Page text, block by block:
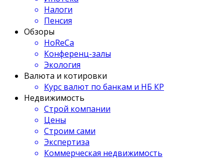
Налоги
Пенсия
Обзоры
HoReCa
Конференц-залы
Экология
Валюта и котировки
Курс валют по банкам и НБ КР
Недвижимость
Строй компании
Цены
Строим сами
Экспертиза
Коммерческая недвижимость